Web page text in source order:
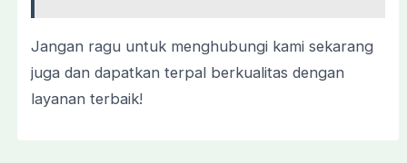
Jangan ragu untuk menghubungi kami sekarang
juga dan dapatkan terpal berkualitas dengan
layanan terbaik!